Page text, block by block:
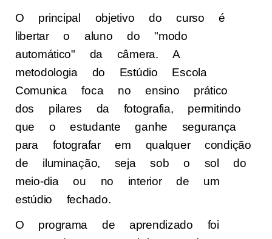
O principal objetivo do curso é
libertar o aluno do "modo
automático" da câmera. A
metodologia do Estúdio Escola
Comunica foca no ensino prático
dos pilares da fotografia, permitindo
que o estudante ganhe segurança
para fotografar em qualquer condição
de iluminação, seja sob o sol do
meio-dia ou no interior de um
estúdio fechado.
O programa de aprendizado foi